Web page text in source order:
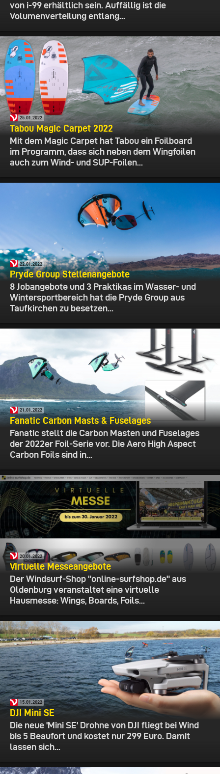
von i-99 erhältlich sein. Auffällig ist die
Volumenverteilung entlang...
25.01.2022
Tabou Magic Carpet 2022
Mit dem Magic Carpet hat Tabou ein Foilboard
im Programm, dass sich neben dem Wingfoilen
auch zum Wind- und SUP-Foilen...
22.01.2022
Pryde Group Stellenangebote
8 Jobangebote und 3 Praktikas im Wasser- und
Wintersportbereich hat die Pryde Group aus
Taufkirchen zu besetzen...
21.01.2022
Fanatic Carbon Masts & Fuselages
Fanatic stellt die Carbon Masten und Fuselages
der 2022er Foil-Serie vor. Die Aero High Aspect
Carbon Foils sind in...
20.01.2022
Virtuelle Messeangebote
Der Windsurf-Shop "online-surfshop.de" aus
Oldenburg veranstaltet eine virtuelle
Hausmesse: Wings, Boards, Foils...
15.01.2022
DJI Mini SE
Die neue 'Mini SE' Drohne von DJI fliegt bei Wind
bis 5 Beaufort und kostet nur 299 Euro. Damit
lassen sich...